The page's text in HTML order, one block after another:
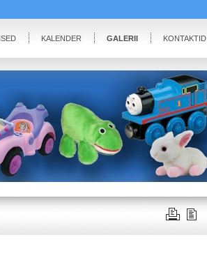
KALENDER GALERII KONTAKTID